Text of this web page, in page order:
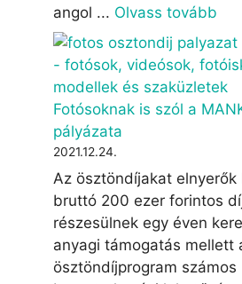
angol ... Olvass tovább
Fotósoknak is szól a
pályázata
2021.12.24.
Az ösztöndíjakat elnyerők
bruttó 200 ezer forintos
részesülnek egy éven
anyagi támogatás mellett
ösztöndíjprogram számos